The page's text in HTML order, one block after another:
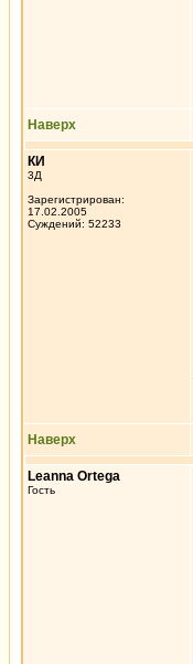
Наверх
КИ
3Д
Зарегистрирован:
17.02.2005
Суждений: 52233
Наверх
Leanna Ortega
Гость